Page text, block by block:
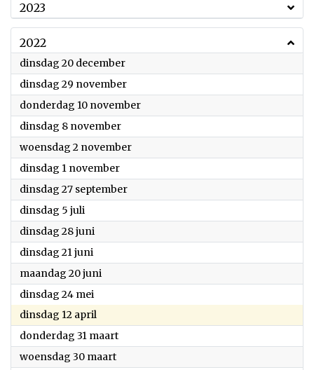
2023
2022
dinsdag 20 december2022
dinsdag 29 november2022
donderdag 10 november2022
dinsdag 8 november2022
woensdag 2 november2022
dinsdag 1 november2022
dinsdag 27 september2022
dinsdag 5 juli
dinsdag 28 juni
dinsdag 21 juni
maandag 20 juni
dinsdag 24 mei
dinsdag 12 april
donderdag 31 maart2022
woensdag 30 maart2022